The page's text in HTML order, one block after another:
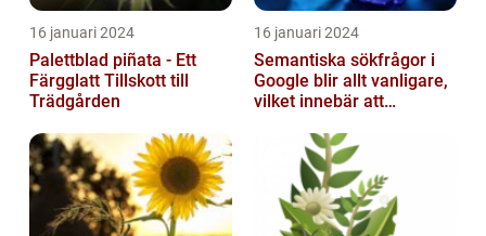
16 januari 2024
Palettblad piñata - Ett
Färgglatt Tillskott till
Trädgården
16 januari 2024
Semantiska sökfrågor i
Google blir allt vanligare,
vilket innebär att
att fö...